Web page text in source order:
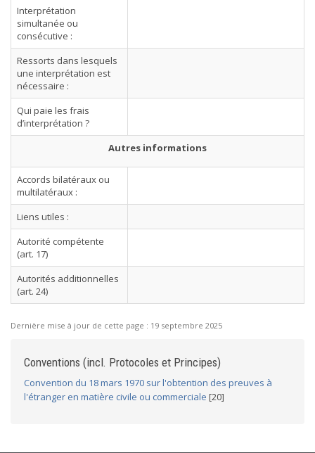
Interprétation
simultanée ou
consécutive :
Ressorts dans lesquels
une interprétation est
nécessaire :
Qui paie les frais
d’interprétation ?
Autres informations
Accords bilatéraux ou
multilatéraux :
Liens utiles :
Autorité compétente
(art. 17)
Autorités additionnelles
(art. 24)
Dernière mise à jour de cette page : 19 septembre 2025
Conventions (incl. Protocoles et Principes)
Convention du 18 mars 1970 sur l'obtention des preuves à
l'étranger en matière civile ou commerciale [20]